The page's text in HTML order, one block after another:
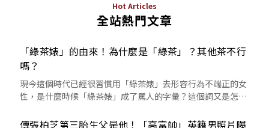
Hot Articles
全站熱門文章
「綠茶婊」的由來！為什麼是「綠茶」？其他茶不行
嗎？
現今這個時代已經很習慣用「綠茶婊」去形容行為不端正的女
性，是什麼時候「綠茶婊」成了罵人的字彙？這個詞又是怎麼
傳張柏芝第三胎生父是他！「高富帥」英籍男照片曝